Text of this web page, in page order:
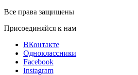
Все права защищены
Присоединяйся к нам
ВКонтакте
Одноклассники
Facebook
Instagram